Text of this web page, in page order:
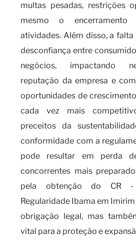
multas pesadas, restrições
mesmo o encerramento
atividades. Além disso, a
desconfiança entre
negócios, impactando
reputação da empresa e
oportunidades de
cada vez mais
preceitos da
conformidade com a
pode resultar em perda
concorrentes mais
pela obtenção do CR -
Regularidade Ibama em
obrigação legal, mas
vital para a proteção e